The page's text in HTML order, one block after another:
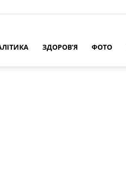
ЗДОРОВ’Я ФОТО